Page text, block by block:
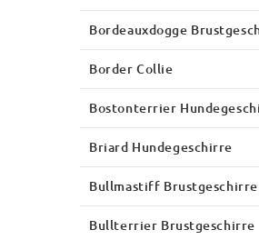
Bordeauxdogge
Border Collie
Bostonterrier
Briard Hundegeschirre
Bullmastiff Brustgeschirre
Bullterrier Brustgeschirre